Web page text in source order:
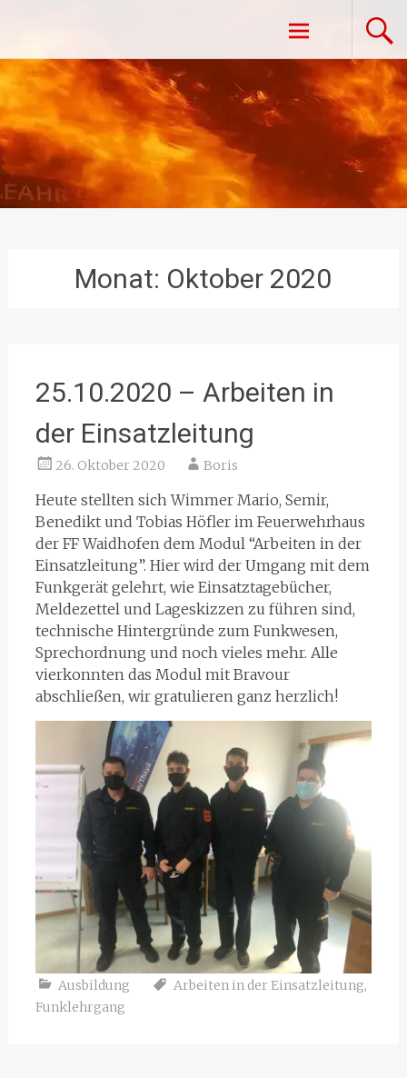
springen
Freiwillige Feuerwehr Vestenpoppen-
Wohlfahrts
Monat: Oktober 2020
25.10.2020 – Arbeiten in
der Einsatzleitung
26. Oktober 2020 Boris
Heute stellten sich Wimmer Mario, Semir,
Benedikt und Tobias Höfler im Feuerwehrhaus
der FF Waidhofen dem Modul “Arbeiten in der
Einsatzleitung”. Hier wird der Umgang mit dem
Funkgerät gelehrt, wie Einsatztagebücher,
Meldezettel und Lageskizzen zu führen sind,
technische Hintergründe zum Funkwesen,
Sprechordnung und noch vieles mehr. Alle
vierkonnten das Modul mit Bravour
abschließen, wir gratulieren ganz herzlich!
Ausbildung Arbeiten in der Einsatzleitung,
Funklehrgang